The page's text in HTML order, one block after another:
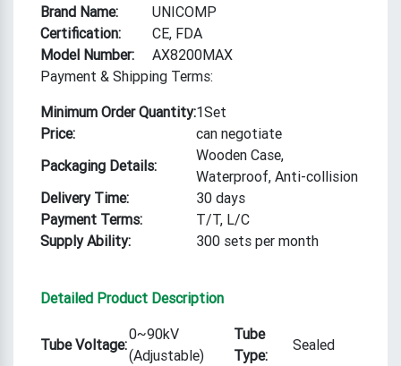
Brand Name:
UNICOMP
Certification:
CE, FDA
Model Number:
AX8200MAX
Payment & Shipping Terms:
Minimum Order Quantity:1Set
Price:
can negotiate
Packaging Details:
Wooden Case,
Waterproof, Anti-collision
Delivery Time:
30 days
Payment Terms:
T/T, L/C
Supply Ability:
300 sets per month
Detailed Product Description
Tube Voltage:
0~90kV
(Adjustable)
Tube
Type:
Sealed